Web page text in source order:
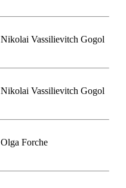
Nikolai Vassilievitch Gogol
Nikolai Vassilievitch Gogol
Olga Forche